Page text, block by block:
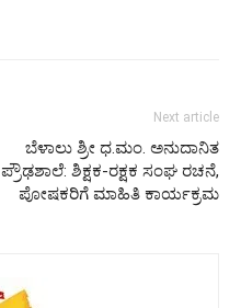
Next article
ಬೆಳಾಲು ಶ್ರೀ ಧ.ಮಂ. ಅನುದಾನಿತ
ಪ್ರೌಢಶಾಲೆ: ಶಿಕ್ಷಕ-ರಕ್ಷಕ ಸಂಘ ರಚನೆ,
ಪೋಷಕರಿಗೆ ಮಾಹಿತಿ ಕಾರ್ಯಕ್ರಮ